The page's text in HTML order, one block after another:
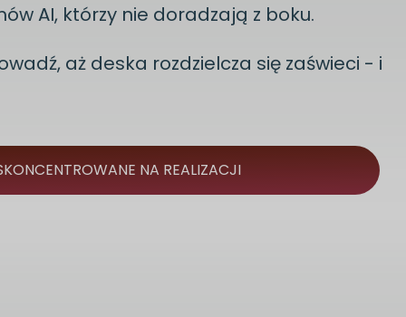
AI, którzy nie doradzają z boku.
aż deska rozdzielcza się zaświeci - i
NA REALIZACJI